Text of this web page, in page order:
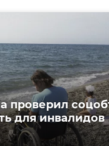
для инвалидов